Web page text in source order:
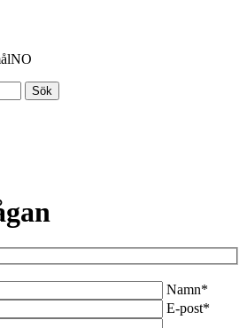
NO
Sök
Namn*
E-post*